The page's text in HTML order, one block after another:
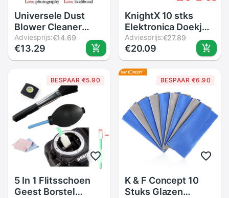
Universele Dust
Blower Cleaner
Rubber Air Blower
Pomp Dust Cleaner
DSLR Lens Cleaning
Camera Verrekijker
Lens CCD
Adviesprijs:€14.69
€13.29
KnightX 10 stks
Elektronica Doekjes
Lens Doek voor TV
camera lens filters
lot voor cleaner ND
UV Filter Cleaner
Adviesprijs:€27.89
€20.09
BESPAAR €5.90
5 In 1 Flitsschoen
Geest Borstel
BESPAAR €6.90
K & F Concept 10
Stuks Glazen